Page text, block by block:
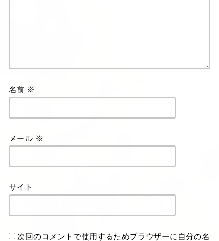
名前 ※
メール ※
サイト
次回のコメントで使用するためブラウザーに自分の名